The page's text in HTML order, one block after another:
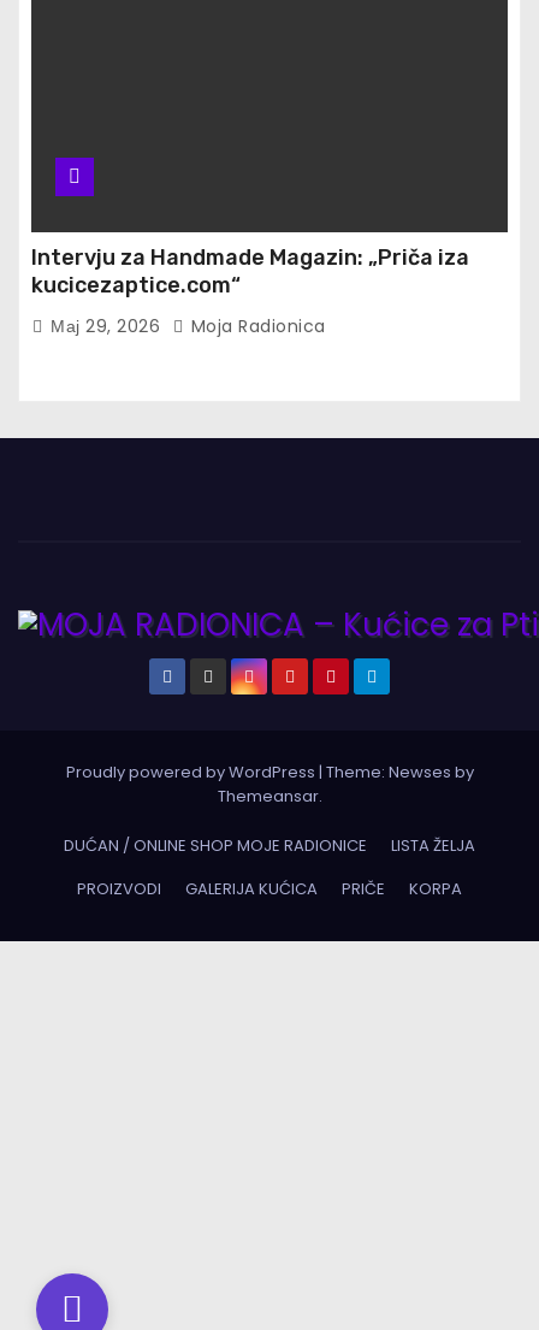
Intervju za Handmade Magazin: „Priča iza
kucicezaptice.com“
Мај 29, 2026 Moja Radionica
Proudly powered by WordPress | Theme: Newses by
Themeansar.
DUĆAN / ONLINE SHOP MOJE RADIONICE
LISTA ŽELJA
PROIZVODI
GALERIJA KUĆICA PRIČE KORPA